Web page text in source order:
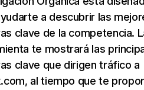
a descubrir las
clave de la competencia.
te mostrará las
clave que dirigen tráfico a
al tiempo que te